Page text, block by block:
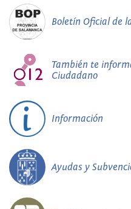
Boletín Oficial de
También te
Ciudadano
Información
Ayudas y